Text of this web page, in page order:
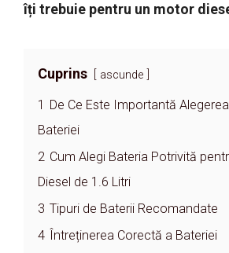
îți trebuie pentru un motor
Cuprins ascunde
1
De Ce Este Importantă
Bateriei
2 Cum Alegi Bateria Potrivită
Diesel de 1.6 Litri
3 Tipuri de Baterii Recomandate
4
Întreținerea Corectă a Bateriei